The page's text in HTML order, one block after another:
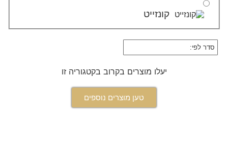
קונזייט
יעלו מוצרים בקרוב בקטגוריה זו
טען מוצרים נוספים